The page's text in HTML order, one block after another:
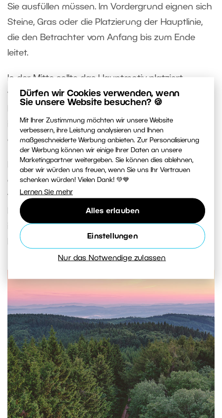
Dürfen wir Cookies verwenden, wenn
Sie unsere Website besuchen? 🍪
Mit Ihrer Zustimmung möchten wir unsere Website
verbessern, ihre Leistung analysieren und Ihnen
maßgeschneiderte Werbung anbieten. Zur Personalisierung
der Werbung können wir einige Ihrer Daten an unsere
Marketingpartner weitergeben. Sie können dies ablehnen,
aber wir würden uns freuen, wenn Sie uns Ihr Vertrauen
schenken würden! Vielen Dank! 💚💙
Lernen Sie mehr
Alles erlauben
Einstellungen
Nur das Notwendige zulassen
Sie ausfüllen müssen. Im Vordergrund eignen sich
Steine, Gras oder die Platzierung der Hauptlinie,
die den Betrachter vom Anfang bis zum Ende
leitet.
In der Mitte sollte das Hauptmotiv platziert
werden. Sie kann auch die Fortführung der Linie
im Hintergrund führt. Der Betrachter wird so
durch das gesamte Bild geführt.
Der Hintergrund bildet dann die Kulisse für die
ganze Fotografie. Es gibt aber auch Situationen,
wo sich das Hauptmotiv im Hintergrund befindet.
Der Vordergrund und der mittlere Abschnitt sind
in diesem Fall nur Teil des Geschehens, die zum
Hauptmotiv im Hintergrund führen.